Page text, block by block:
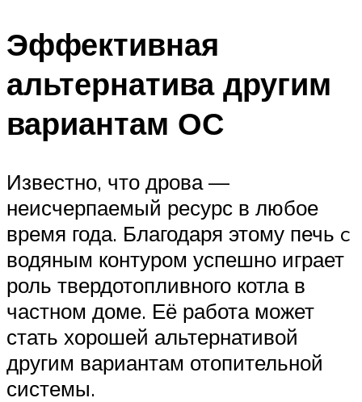
Эффективная
альтернатива другим
вариантам ОС
Известно, что дрова —
неисчерпаемый ресурс в любое
время года. Благодаря этому печь c
водяным контуром успешно играет
роль твердотопливного котла в
частном доме. Её работа может
стать хорошей альтернативой
другим вариантам отопительной
системы.